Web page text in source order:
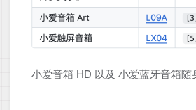
小爱音箱 HD 以及 小爱蓝牙音箱随